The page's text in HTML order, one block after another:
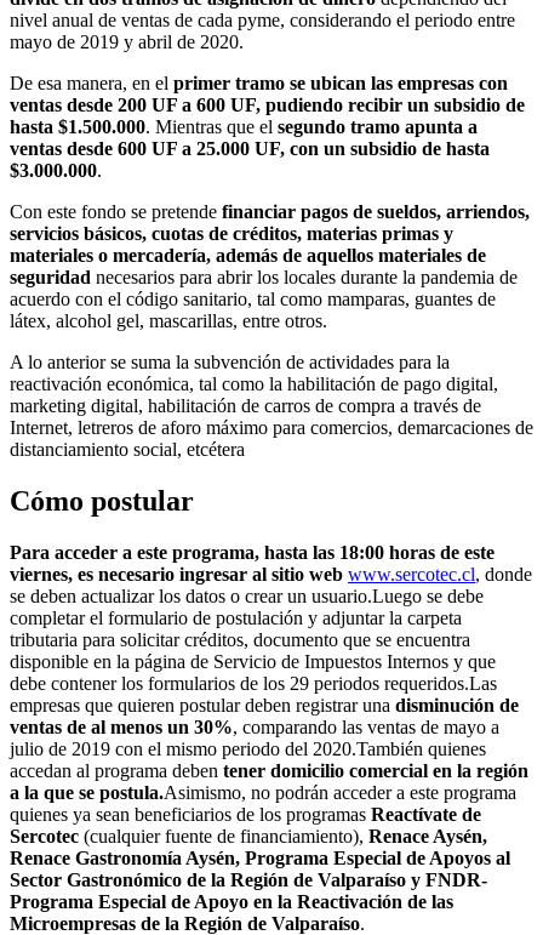
nivel anual de ventas de cada pyme, considerando el periodo entre
mayo de 2019 y abril de 2020.
De esa manera, en el primer tramo se ubican las empresas con
ventas desde 200 UF a 600 UF, pudiendo recibir un subsidio de
hasta $1.500.000. Mientras que el segundo tramo apunta a
ventas desde 600 UF a 25.000 UF, con un subsidio de hasta
$3.000.000.
Con este fondo se pretende financiar pagos de sueldos, arriendos,
servicios básicos, cuotas de créditos, materias primas y
materiales o mercadería, además de aquellos materiales de
seguridad necesarios para abrir los locales durante la pandemia de
acuerdo con el código sanitario, tal como mamparas, guantes de
látex, alcohol gel, mascarillas, entre otros.
A lo anterior se suma la subvención de actividades para la
reactivación económica, tal como la habilitación de pago digital,
marketing digital, habilitación de carros de compra a través de
Internet, letreros de aforo máximo para comercios, demarcaciones de
distanciamiento social, etcétera
Cómo postular
Para acceder a este programa, hasta las 18:00 horas de este
viernes, es necesario ingresar al sitio web www.sercotec.cl, donde
se deben actualizar los datos o crear un usuario.Luego se debe
completar el formulario de postulación y adjuntar la carpeta
tributaria para solicitar créditos, documento que se encuentra
disponible en la página de Servicio de Impuestos Internos y que
debe contener los formularios de los 29 periodos requeridos.Las
empresas que quieren postular deben registrar una disminución de
ventas de al menos un 30%, comparando las ventas de mayo a
julio de 2019 con el mismo periodo del 2020.También quienes
accedan al programa deben tener domicilio comercial en la región
a la que se postula.Asimismo, no podrán acceder a este programa
quienes ya sean beneficiarios de los programas Reactívate de
Sercotec (cualquier fuente de financiamiento), Renace Aysén,
Renace Gastronomía Aysén, Programa Especial de Apoyos al
Sector Gastronómico de la Región de Valparaíso y FNDR-
Programa Especial de Apoyo en la Reactivación de las
Microempresas de la Región de Valparaíso.